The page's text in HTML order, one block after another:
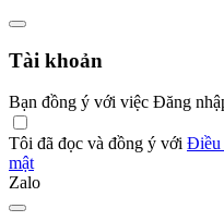
Tài khoản
Bạn đồng ý với việc Đăng
Tôi đã đọc và đồng ý với Điều
mật
Zalo